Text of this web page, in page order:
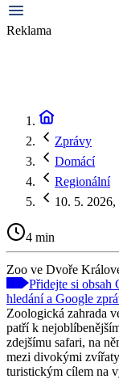
Reklama
Zprávy
Domácí
Regionální
10. 5. 2026,
4 min
Zoo ve Dvoře
Přidejte si obsah
hledání a Google
Zoologická zahrada
patří k
zdejšímu safari, na
mezi divokými
turistickým cílem na